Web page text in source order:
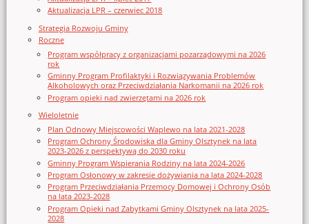
Aktualizacja LPR – czerwiec 2018
Strategia Rozwoju Gminy
Roczne
Program współpracy z organizacjami pozarządowymi na 2026
rok
Gminny Program Profilaktyki i Rozwiązywania Problemów
Alkoholowych oraz Przeciwdziałania Narkomanii na 2026 rok
Program opieki nad zwierzętami na 2026 rok
Wieloletnie
Plan Odnowy Miejscowości Waplewo na lata 2021-2028
Program Ochrony Środowiska dla Gminy Olsztynek na lata
2023-2026 z perspektywą do 2030 roku
Gminny Program Wspierania Rodziny na lata 2024-2026
Program Osłonowy w zakresie dożywiania na lata 2024-2028
Program Przeciwdziałania Przemocy Domowej i Ochrony Osób
na lata 2023-2028
Program Opieki nad Zabytkami Gminy Olsztynek na lata 2025-
2028